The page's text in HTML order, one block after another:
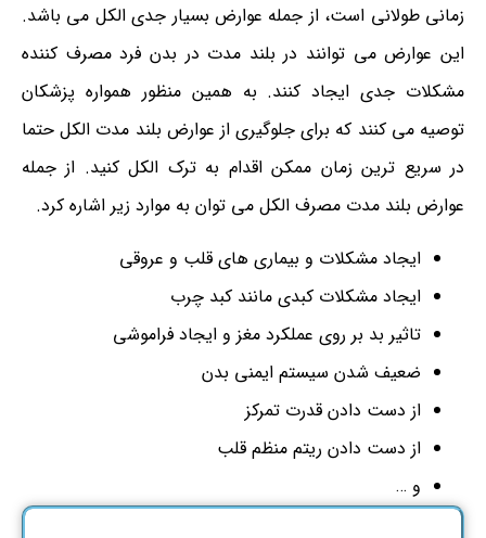
زمانی طولانی است، از جمله عوارض بسیار جدی الکل می باشد.
این عوارض می توانند در بلند مدت در بدن فرد مصرف کننده
مشکلات جدی ایجاد کنند. به همین منظور همواره پزشکان
توصیه می کنند که برای جلوگیری از عوارض بلند مدت الکل حتما
در سریع ترین زمان ممکن اقدام به ترک الکل کنید. از جمله
عوارض بلند مدت مصرف الکل می توان به موارد زیر اشاره کرد.
ایجاد مشکلات و بیماری های قلب و عروقی
ایجاد مشکلات کبدی مانند کبد چرب
تاثیر بد بر روی عملکرد مغز و ایجاد فراموشی
ضعیف شدن سیستم ایمنی بدن
از دست دادن قدرت تمرکز
از دست دادن ریتم منظم قلب
و …